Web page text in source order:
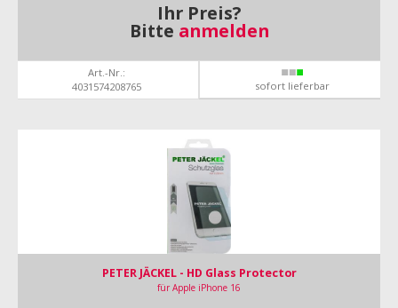
Ihr Preis?
Bitte anmelden
Art.-Nr.:
4031574208765
sofort lieferbar
PETER JÄCKEL - HD Glass Protector
für Apple iPhone 16